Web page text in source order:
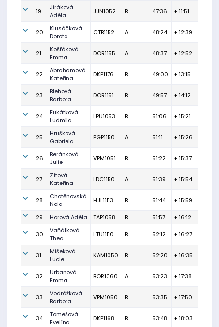
19.
Jiráková
Adéla
JJN1052 B 47:36 + 11:51
20.
Klusáčková
Dorota
CTB1152 A 48:24 + 12:39
21.
Košťáková
Emma
DOR1155 A 48:37 + 12:52
22.
Abrahamová
Kateřina
DKP1176 B 49:00 + 13:15
23.
Blehová
Barbora
DOR1151 B 49:57 + 14:12
24.
Fukátková
Ludmila
LPU1053 B 51:06 + 15:21
25.
Hrušková
Gabriela
PGP1150 A 51:11 + 15:26
26.
Beránková
Julie
VPM1051 B 51:22 + 15:37
27.
Zítová
Kateřina
LDC1150 A 51:39 + 15:54
28.
Chotěnovská
Nela
HJL1153 B 51:44 + 15:59
29. Horová Adéla TAP1058 B 51:57 + 16:12
30.
Vaňátková
Thea
LTU1150 B 52:12 + 16:27
31.
Mišeková
Lucie
KAM1050 B 52:20 + 16:35
32.
Urbanová
Emma
BOR1060 A 53:23 + 17:38
33.
Vodrážková
Barbora
VPM1050 B 53:35 + 17:50
34.
Tomešová
Evelína
DKP1168 B 53:48 + 18:03